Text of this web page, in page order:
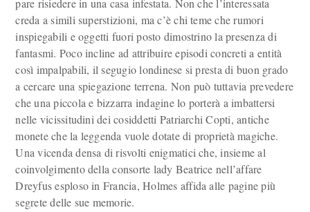
pare risiedere in una casa infestata. Non che l’interessata
creda a simili superstizioni, ma c’è chi teme che rumori
inspiegabili e oggetti fuori posto dimostrino la presenza di
fantasmi. Poco incline ad attribuire episodi concreti a entità
così impalpabili, il segugio londinese si presta di buon grado
a cercare una spiegazione terrena. Non può tuttavia prevedere
che una piccola e bizzarra indagine lo porterà a imbattersi
nelle vicissitudini dei cosiddetti Patriarchi Copti, antiche
monete che la leggenda vuole dotate di proprietà magiche.
Una vicenda densa di risvolti enigmatici che, insieme al
coinvolgimento della consorte lady Beatrice nell’affare
Dreyfus esploso in Francia, Holmes affida alle pagine più
segrete delle sue memorie.